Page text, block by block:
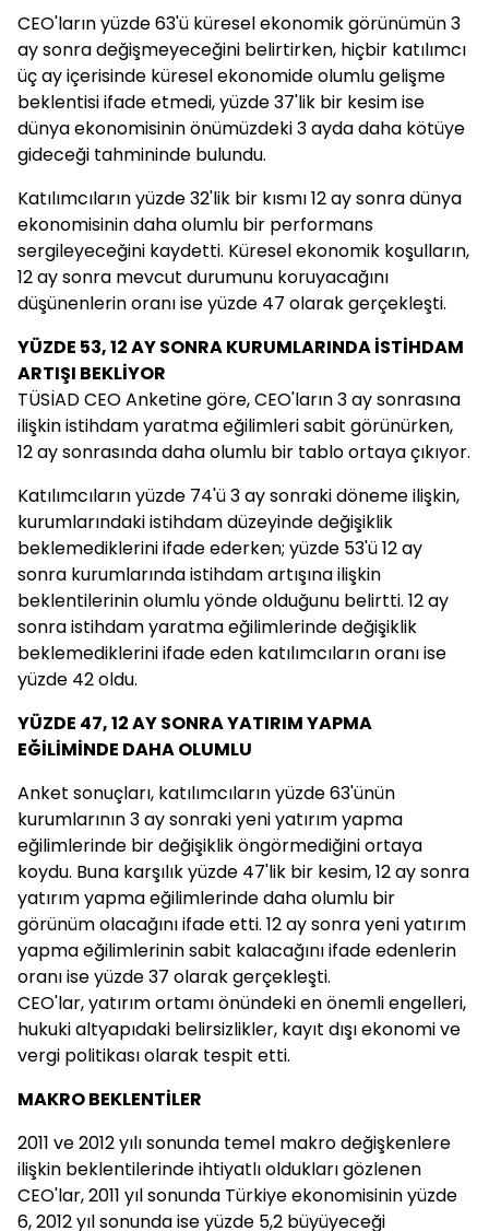
CEO'ların yüzde 63'ü küresel ekonomik görünümün 3
ay sonra değişmeyeceğini belirtirken, hiçbir katılımcı
üç ay içerisinde küresel ekonomide olumlu gelişme
beklentisi ifade etmedi, yüzde 37'lik bir kesim ise
dünya ekonomisinin önümüzdeki 3 ayda daha kötüye
gideceği tahmininde bulundu.
Katılımcıların yüzde 32'lik bir kısmı 12 ay sonra dünya
ekonomisinin daha olumlu bir performans
sergileyeceğini kaydetti. Küresel ekonomik koşulların,
12 ay sonra mevcut durumunu koruyacağını
düşünenlerin oranı ise yüzde 47 olarak gerçekleşti.
YÜZDE 53, 12 AY SONRA KURUMLARINDA İSTİHDAM
ARTIŞI BEKLİYOR
TÜSİAD CEO Anketine göre, CEO'ların 3 ay sonrasına
ilişkin istihdam yaratma eğilimleri sabit görünürken,
12 ay sonrasında daha olumlu bir tablo ortaya çıkıyor.
Katılımcıların yüzde 74'ü 3 ay sonraki döneme ilişkin,
kurumlarındaki istihdam düzeyinde değişiklik
beklemediklerini ifade ederken; yüzde 53'ü 12 ay
sonra kurumlarında istihdam artışına ilişkin
beklentilerinin olumlu yönde olduğunu belirtti. 12 ay
sonra istihdam yaratma eğilimlerinde değişiklik
beklemediklerini ifade eden katılımcıların oranı ise
yüzde 42 oldu.
YÜZDE 47, 12 AY SONRA YATIRIM YAPMA
EĞİLİMİNDE DAHA OLUMLU
Anket sonuçları, katılımcıların yüzde 63'ünün
kurumlarının 3 ay sonraki yeni yatırım yapma
eğilimlerinde bir değişiklik öngörmediğini ortaya
koydu. Buna karşılık yüzde 47'lik bir kesim, 12 ay sonra
yatırım yapma eğilimlerinde daha olumlu bir
görünüm olacağını ifade etti. 12 ay sonra yeni yatırım
yapma eğilimlerinin sabit kalacağını ifade edenlerin
oranı ise yüzde 37 olarak gerçekleşti.
CEO'lar, yatırım ortamı önündeki en önemli engelleri,
hukuki altyapıdaki belirsizlikler, kayıt dışı ekonomi ve
vergi politikası olarak tespit etti.
MAKRO BEKLENTİLER
2011 ve 2012 yılı sonunda temel makro değişkenlere
ilişkin beklentilerinde ihtiyatlı oldukları gözlenen
CEO'lar, 2011 yıl sonunda Türkiye ekonomisinin yüzde
6, 2012 yıl sonunda ise yüzde 5,2 büyüyeceği